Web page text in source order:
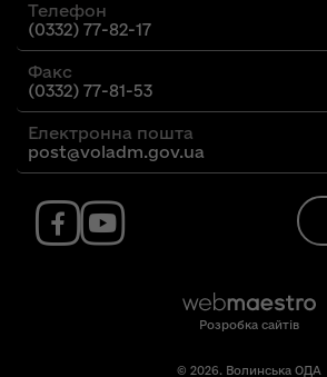
Телефон
(0332) 77-82-17
Факс
(0332) 77-81-53
Електронна пошта
post@voladm.gov.ua
Розробка сайтів
© 2026. Волинська ОДА